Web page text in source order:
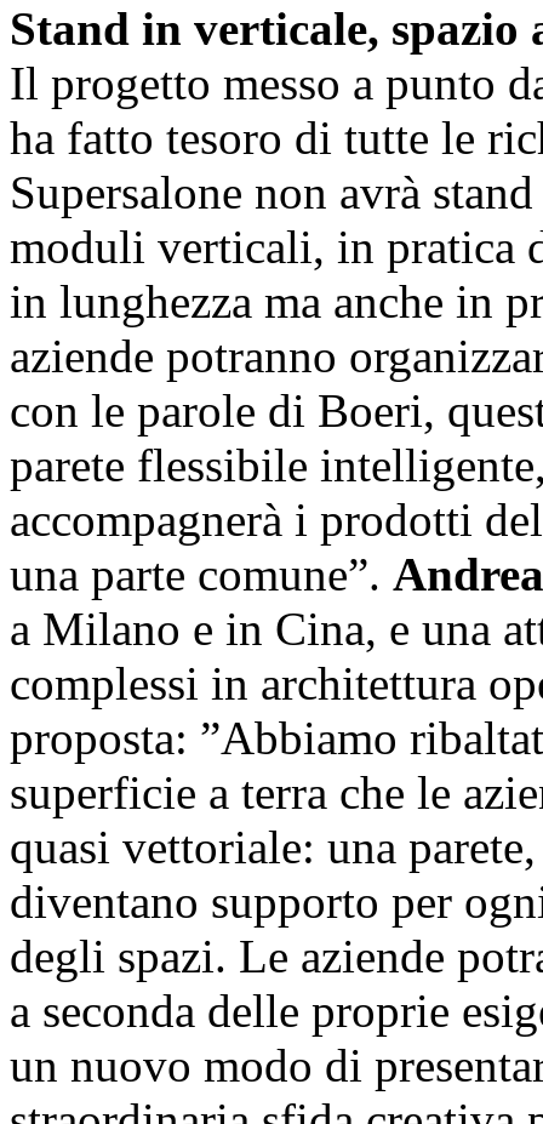
Stand in verticale, spazio
Il progetto messo a punto
ha fatto tesoro di tutte le
Supersalone non avrà
moduli verticali, in pratica
in lunghezza ma anche in
aziende potranno
con le parole di Boeri,
parete flessibile
accompagnerà i prodotti
una parte comune”.
a Milano e in Cina, e una
complessi in architettura
proposta: ”Abbiamo
superficie a terra che le
quasi vettoriale: una
diventano supporto per
degli spazi. Le aziende
a seconda delle proprie
un nuovo modo di